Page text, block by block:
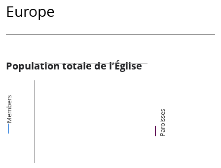
Europe
Population totale de l’Église
Members Paroisses